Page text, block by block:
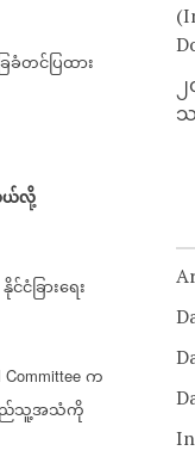
ခံတင်ပြထား
လို့
နိုင်ငံခြားရေး
Committee က
ည်သူ့အသံကို